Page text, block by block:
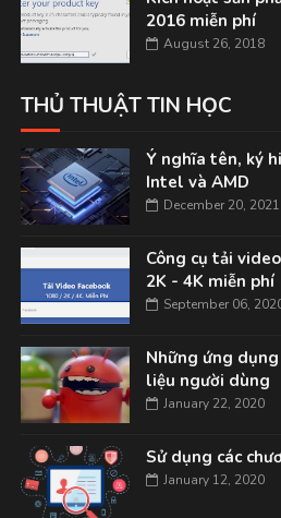
2016 miễn phí
August 26, 2018
THỦ THUẬT TIN HỌC
Ý nghĩa tên, ký
Intel và AMD
December 20, 2021
Công cụ tải
2K - 4K miễn phí
September 06,
Những ứng
liệu người dùng
January 22, 2020
Sử dụng các
January 12, 2020